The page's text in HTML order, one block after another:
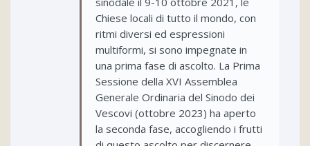
Chiese locali di tutto il mondo, con
ritmi diversi ed espressioni
multiformi, si sono impegnate in
una prima fase di ascolto. La Prima
Sessione della XVI Assemblea
Generale Ordinaria del Sinodo dei
Vescovi (ottobre 2023) ha aperto
la seconda fase, accogliendo i frutti